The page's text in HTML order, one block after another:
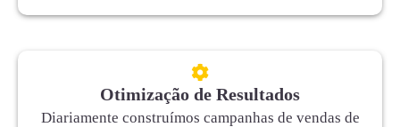
Otimização de Resultados
Diariamente construímos campanhas de vendas de